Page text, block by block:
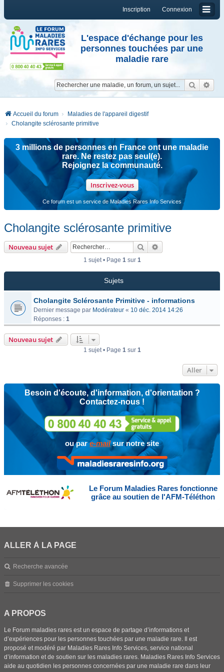
Connexion
Inscription
L'espace d'échange pour les
personnes touchées par une
maladie rare
Accueil du forum
Maladies de l'appareil digestif
Cholangite sclérosante primitive
3 millions de personnes en France ont une maladie
rare. Ne restez pas seul(e).
Rejoignez la communauté.
Inscrivez-vous
Ce forum est un service de Maladies Rares Info Services
Cholangite sclérosante primitive
Nouveau sujet Rechercher
1 sujet • Page 1sur 1
Sujets
Cholangite Sclérosante Primitive - informations
Dernier message par Modérateur « 10 déc. 2014 14:26
Réponses : 1
Nouveau sujet
1 sujet • Page 1sur 1
Aller
Besoin d'écoute, d'information, d'orientation ?
Contactez-nous !
ou pare-mailsur notre site
Le Forum Maladies Rares fonctionne
grâce au soutien de l'AFM-Téléthon
ALLER À LA PAGE
Recherche avancée
Supprimer les cookies
A PROPOS
Le Forum maladies rares est un espace de partage d’informations et
d’expériences pour les personnes touchées par une maladie rare. Il est
proposé et modéré par Maladies Rares Info Services, service national
d’information et de soutien sur les maladies rares. Maladies Rares Info Services
aide au quotidien les personnes concernées par une maladie rare dans leur